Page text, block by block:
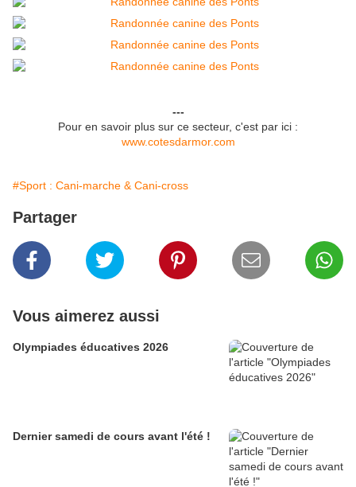
---
Pour en savoir plus sur ce secteur, c'est par ici :
www.cotesdarmor.com
#Sport : Cani-marche & Cani-cross
Partager
Vous aimerez aussi
Olympiades éducatives 2026
Dernier samedi de cours avant l'été !